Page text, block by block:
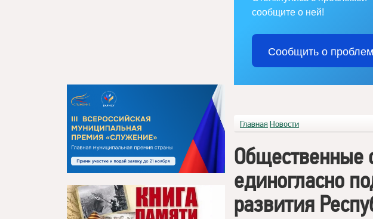
сообщите о ней!
Сообщить о
Главная Новости
Общественные
единогласно
развития